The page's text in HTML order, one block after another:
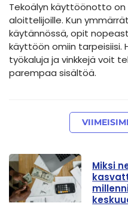
Tekoälyn käyttöönotto on
aloittelijoille. Kun
käytännössä, opit
käyttöön omiin tarpeisiisi.
työkaluja ja vinkkejä voit
parempaa sisältöä.
Miksi